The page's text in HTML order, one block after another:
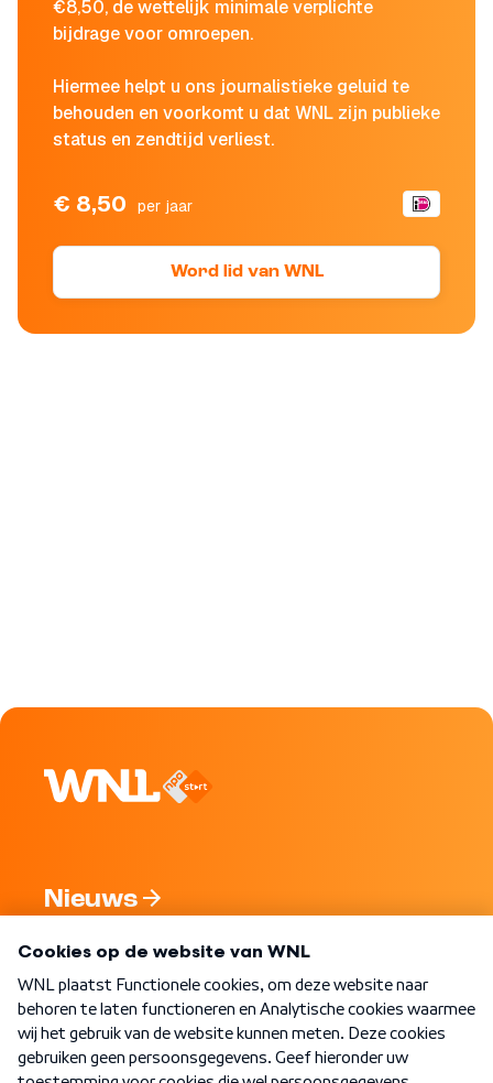
€8,50, de wettelijk minimale verplichte
bijdrage voor omroepen.
Hiermee helpt u ons journalistieke geluid te
behouden en voorkomt u dat WNL zijn publieke
status en zendtijd verliest.
€ 8,50 per jaar
Word lid van WNL
Nieuws
Nieuwsbrief
Word Lid